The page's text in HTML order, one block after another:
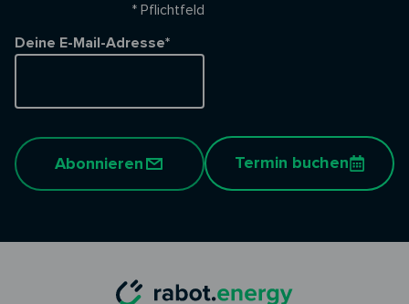
* Pflichtfeld
Deine E-Mail-Adresse*
Abonnieren Termin buchen